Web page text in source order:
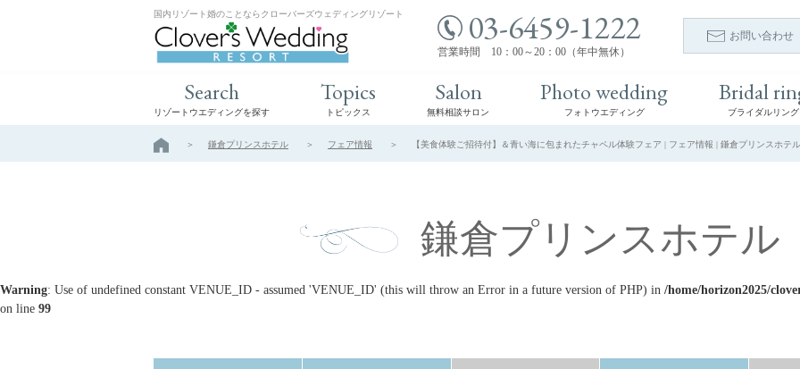
国内リゾート婚のことならクローバーズウェディングリゾート 03-6459-1222
営業時間 10：00～20：00（年中無休）
お問い合わせ
Search
リゾートウエディングを探す
Topics
トピックス
Salon
無料相談サロン
Photo wedding
フォトウエディング
Bridal
ブライダルリング
鎌倉プリンスホテル フェア情報 【美食体験ご招待付】＆青い海に包まれたチャペル体験フェア | フェア情報 | 鎌倉プリンスホテ
鎌倉プリンスホテル
Warning: Use of undefined constant VENUE_ID - assumed 'VENUE_ID' (this will throw an Error in a future version of PHP) in /home/horizon2025/
on line 99